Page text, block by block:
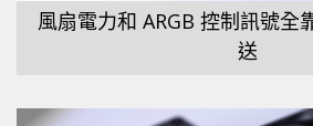
風扇電力和 ARGB 控制訊號全
送